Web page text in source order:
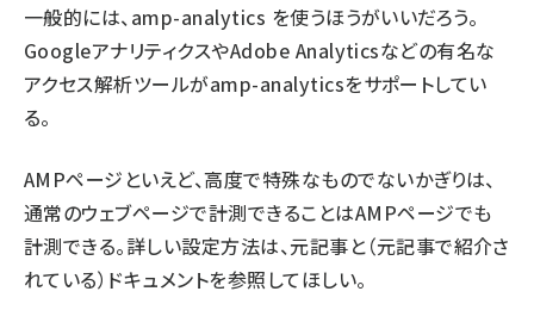
一般的には、amp-analytics を使うほうがいいだろう。
GoogleアナリティクスやAdobe Analyticsなどの有名な
アクセス解析ツールがamp-analyticsをサポートしてい
る。
AMPページといえど、高度で特殊なものでないかぎりは、
通常のウェブページで計測できることはAMPページでも
計測できる。詳しい設定方法は、元記事と（元記事で紹介さ
れている）ドキュメントを参照してほしい。